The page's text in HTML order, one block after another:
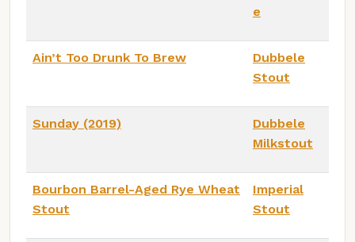
e
Ain’t Too Drunk To Brew
Dubbele
Stout
Sunday (2019)
Dubbele
Milkstout
Bourbon Barrel-Aged Rye Wheat
Stout
Imperial
Stout